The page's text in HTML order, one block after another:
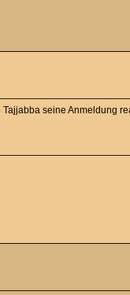
seine Anmeldung